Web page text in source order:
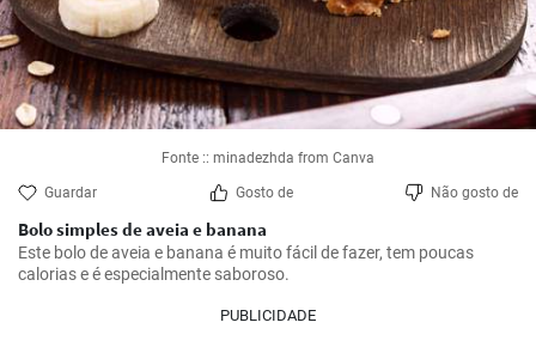
Fonte :: minadezhda from Canva
Guardar Gosto de Não gosto de
Bolo simples de aveia e banana
Este bolo de aveia e banana é muito fácil de fazer, tem poucas
calorias e é especialmente saboroso.
PUBLICIDADE